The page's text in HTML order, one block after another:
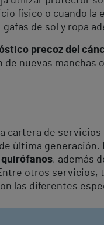
físico o cuando
de sol y ropa
precoz del
nuevas
cartera de
última generación.
quirófanos, además
otros servicios,
las diferentes